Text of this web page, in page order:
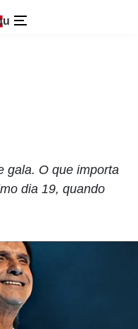
gala. O que importa
dia 19, quando